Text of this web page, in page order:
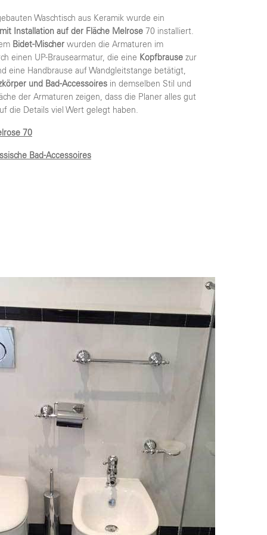
Waschtisch aus Keramik wurde ein
Installation auf der Fläche Melrose 70 installiert.
Bidet-Mischer wurden die Armaturen im
einen UP-Brausearmatur, die eine Kopfbrause zur
eine Handbrause auf Wandgleitstange betätigt,
und Bad-Accessoires in demselben Stil und
der Armaturen zeigen, dass die Planer alles gut
die Details viel Wert gelegt haben.
70
Bad-Accessoires